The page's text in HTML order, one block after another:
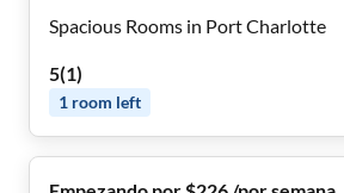
Spacious Rooms in Port Charlotte
5(1)
1 room left